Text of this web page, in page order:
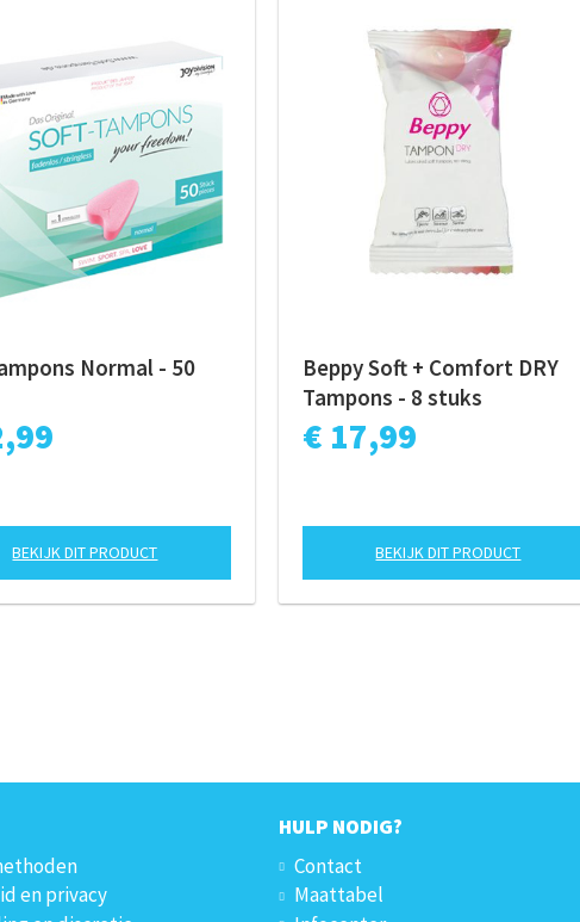
Normal - 50
BEKIJK DIT PRODUCT
Beppy Soft + Comfort DRY
Tampons - 8 stuks
€ 17,99
BEKIJK DIT PRODUCT
en privacy
HULP NODIG?
Contact
Maattabel